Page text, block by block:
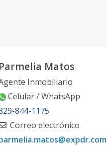
Parmelia Matos
Inmobiliario
Celular / WhatsApp
844-1175
Correo electrónico